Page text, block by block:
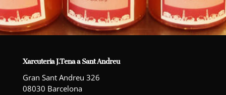
Xarcuteria J.Tena a Sant Andreu
Gran Sant Andreu 326
08030 Barcelona